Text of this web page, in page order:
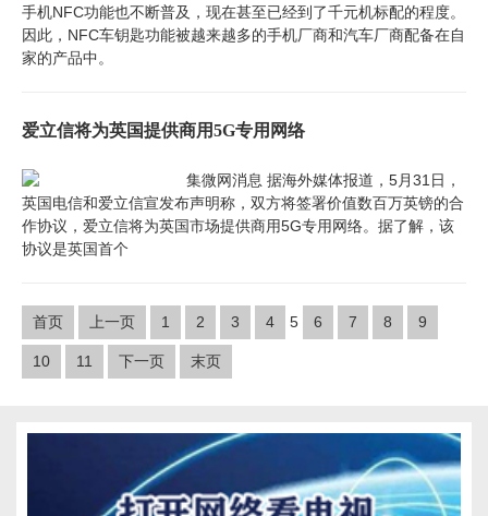
手机NFC功能也不断普及，现在甚至已经到了千元机标配的程度。
因此，NFC车钥匙功能被越来越多的手机厂商和汽车厂商配备在自
家的产品中。
爱立信将为英国提供商用5G专用网络
集微网消息 据海外媒体报道，5月31日，
英国电信和爱立信宣发布声明称，双方将签署价值数百万英镑的合
作协议，爱立信将为英国市场提供商用5G专用网络。据了解，该
协议是英国首个
首页 上一页 1 2 3 4 5 6 7 8 9
10 11 下一页 末页